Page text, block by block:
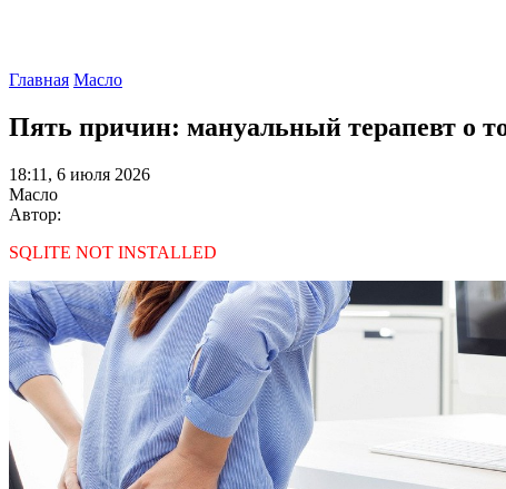
Главная Масло
Пять причин: мануальный терапевт о
18:11, 6 июля 2026
Масло
Автор:
SQLITE NOT INSTALLED